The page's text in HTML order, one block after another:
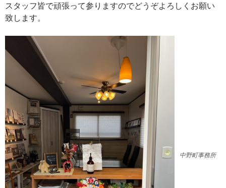
スタッフ皆で頑張って参りますのでどうぞよろしくお願い
致します。
中野町事務所